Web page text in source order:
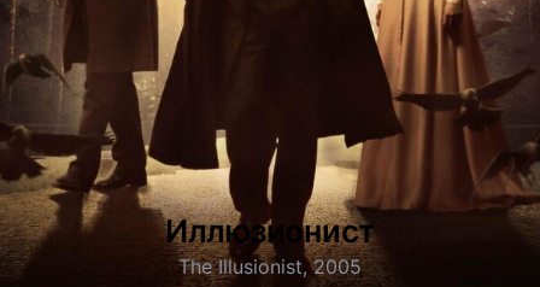
Иллюзионист
The Illusionist, 2005